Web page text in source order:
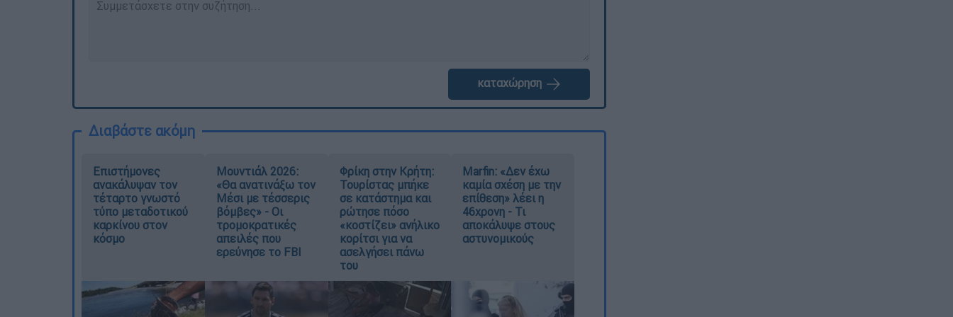
καταχώρηση
Διαβάστε ακόμη
Επιστήμονες
ανακάλυψαν τον
τέταρτο γνωστό
τύπο μεταδοτικού
καρκίνου στον
κόσμο
Μουντιάλ 2026:
«Θα ανατινάξω τον
Μέσι με τέσσερις
βόμβες» - Οι
τρομοκρατικές
απειλές που
ερεύνησε το FBI
Φρίκη στην Κρήτη:
Τουρίστας μπήκε
σε κατάστημα και
ρώτησε πόσο
«κοστίζει» ανήλικο
κορίτσι για να
ασελγήσει πάνω
του
Marfin: «Δεν έχω
καμία σχέση με την
επίθεση» λέει η
46χρονη - Τι
αποκάλυψε στους
αστυνομικούς